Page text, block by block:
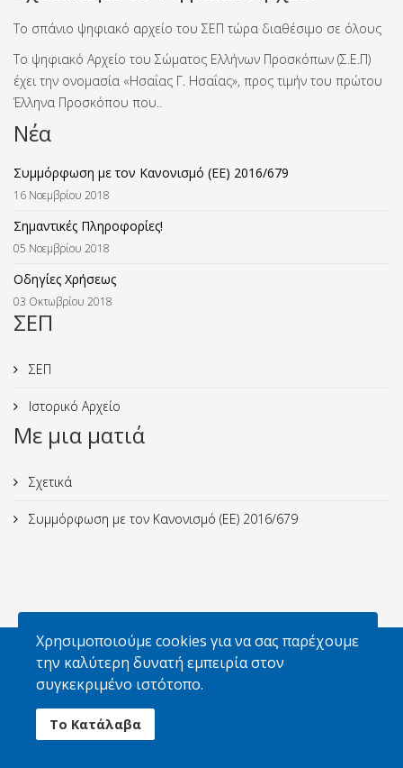
Το σπάνιο ψηφιακό αρχείο του ΣΕΠ τώρα διαθέσιμο σε όλους
Το ψηφιακό Αρχείο του Σώματος Ελλήνων Προσκόπων (Σ.Ε.Π)
έχει την ονομασία «Ησαΐας Γ. Ησαΐας», προς τιμήν του πρώτου
Έλληνα Προσκόπου που..
Νέα
Συμμόρφωση με τον Κανονισμό (ΕΕ) 2016/679
16 Νοεμβρίου 2018
Σημαντικές Πληροφορίες!
05 Νοεμβρίου 2018
Οδηγίες Χρήσεως
03 Οκτωβρίου 2018
ΣΕΠ
ΣΕΠ
Ιστορικό Αρχείο
Με μια ματιά
Σχετικά
Συμμόρφωση με τον Κανονισμό (ΕΕ) 2016/679
Απαγορεύεται η αναπαραγωγή φωτογραφιών
χωρίς την έγγραφη άδεια του Σ.Ε.Π. και των
κατόχων δικαιωμάτων
© 2026 Σώμα Ελλήνων Προσκόπων. All Rights Reserved.
Χρησιμοποιούμε cookies για να σας παρέχουμε
την καλύτερη δυνατή εμπειρία στον
συγκεκριμένο ιστότοπο.
Το Κατάλαβα